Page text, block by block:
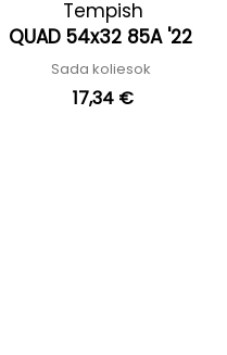
Tempish
QUAD 54x32 85A '22
Sada koliesok
17,34 €